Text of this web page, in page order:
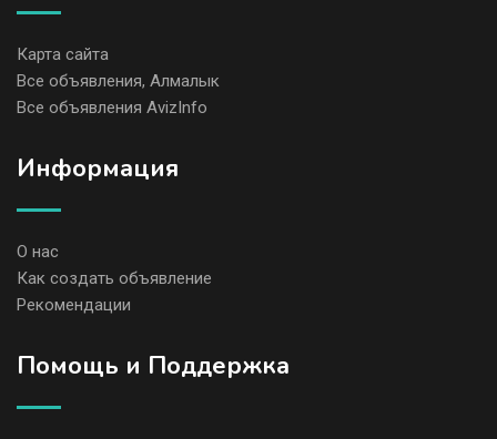
Карта сайта
Все объявления, Алмалык
Все объявления AvizInfo
Информация
О нас
Как создать объявление
Рекомендации
Помощь и Поддержка